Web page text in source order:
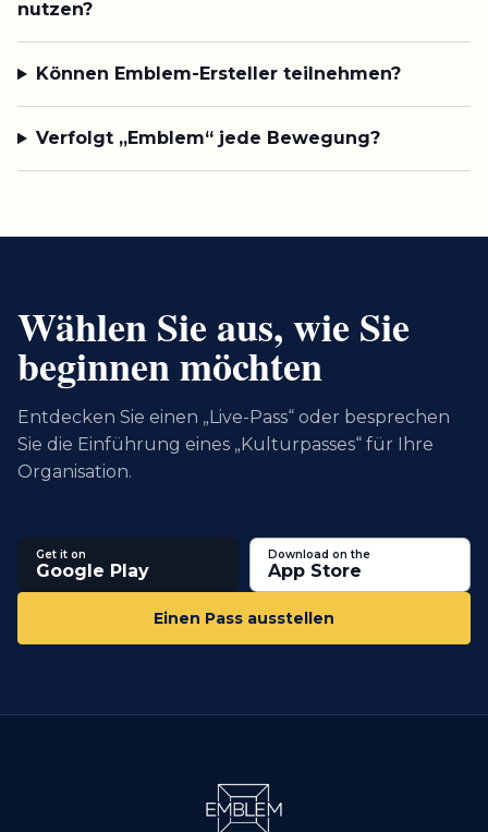
nutzen?
Können Emblem-Ersteller teilnehmen?
Verfolgt „Emblem“ jede Bewegung?
Wählen Sie aus, wie Sie
beginnen möchten
Entdecken Sie einen „Live-Pass“ oder besprechen
Sie die Einführung eines „Kulturpasses“ für Ihre
Organisation.
Get it on
Google Play
Download on the
App Store
Einen Pass ausstellen